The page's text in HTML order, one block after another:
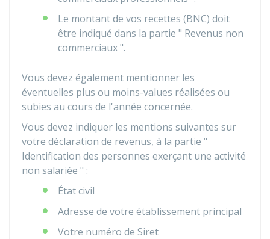
Le montant de vos recettes (BNC) doit
être indiqué dans la partie " Revenus non
commerciaux ".
Vous devez également mentionner les
éventuelles plus ou moins-values réalisées ou
subies au cours de l'année concernée.
Vous devez indiquer les mentions suivantes sur
votre déclaration de revenus, à la partie "
Identification des personnes exerçant une activité
non salariée " :
État civil
Adresse de votre établissement principal
Votre numéro de Siret